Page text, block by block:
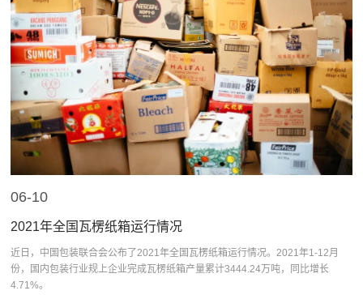
06-10
2021年全国瓦楞纸箱运行情况
近日，中国包装联合会公布了2021年全国瓦楞纸箱运行情况。2021年1-12月
份，国内包装行业规上企业完成瓦楞纸箱产量累计3444.24万吨，同比增长
4.71%。